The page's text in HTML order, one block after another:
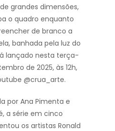
grandes dimensões,
o quadro enquanto
de branco a
banhada pela luz do
lançado nesta terça-
de 2025, às 12h,
@crua_arte.
por Ana Pimenta e
a série em cinco
os artistas Ronald